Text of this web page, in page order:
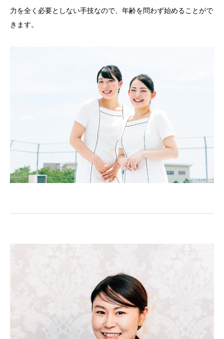
力を全く必要としない手技なので、年齢を問わず始めることがで
きます。